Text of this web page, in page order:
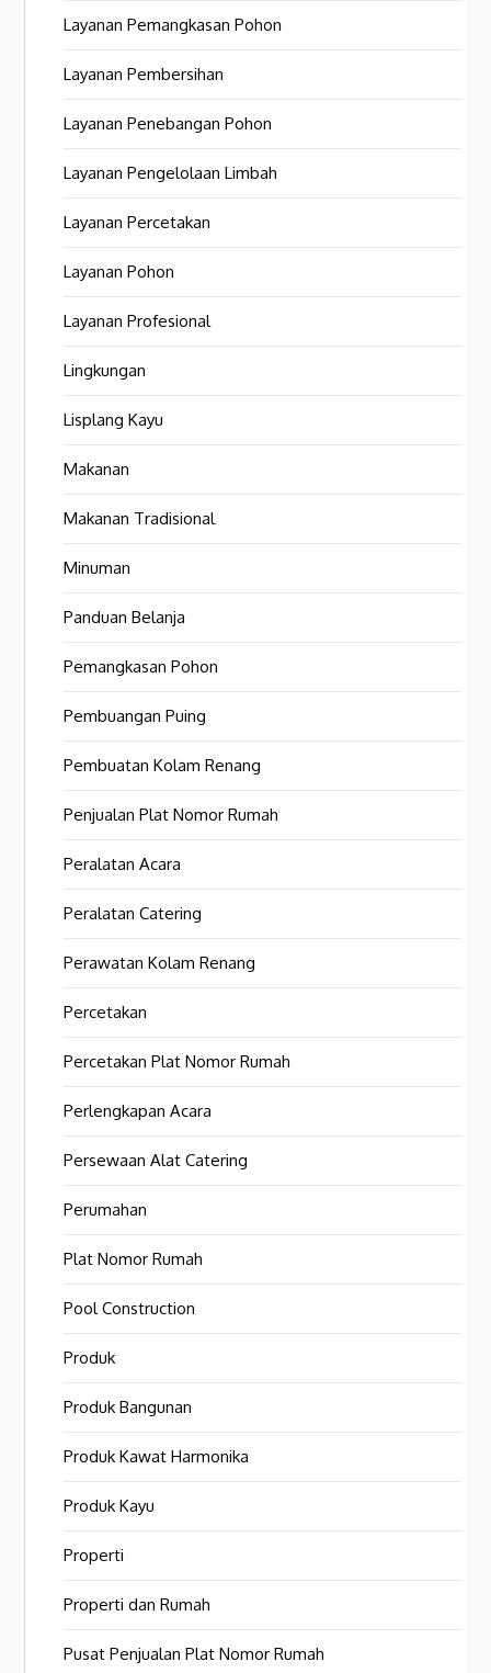
Layanan Pemangkasan Pohon
Layanan Pembersihan
Layanan Penebangan Pohon
Layanan Pengelolaan Limbah
Layanan Percetakan
Layanan Pohon
Layanan Profesional
Lingkungan
Lisplang Kayu
Makanan
Makanan Tradisional
Minuman
Panduan Belanja
Pemangkasan Pohon
Pembuangan Puing
Pembuatan Kolam Renang
Penjualan Plat Nomor Rumah
Peralatan Acara
Peralatan Catering
Perawatan Kolam Renang
Percetakan
Percetakan Plat Nomor Rumah
Perlengkapan Acara
Persewaan Alat Catering
Perumahan
Plat Nomor Rumah
Pool Construction
Produk
Produk Bangunan
Produk Kawat Harmonika
Produk Kayu
Properti
Properti dan Rumah
Pusat Penjualan Plat Nomor Rumah